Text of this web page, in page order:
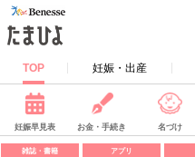
TOP 妊娠・出産
妊娠早見表 お金・手続き 名づけ
雑誌・書籍 アプリ